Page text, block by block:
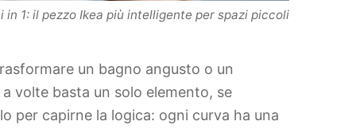
in 1: il pezzo Ikea più intelligente per spazi piccoli
un bagno angusto o un
volte basta un solo elemento, se
per capirne la logica: ogni curva ha una